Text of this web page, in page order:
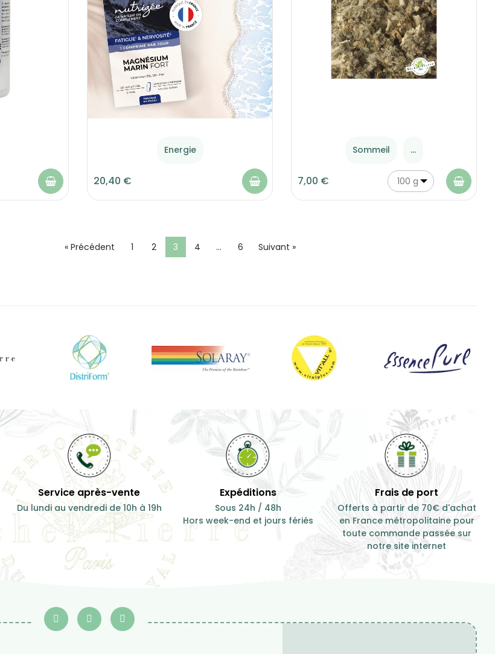
Energie
20,40 €
Sommeil ...
7,00 € 100 g
« Précédent 1 2 3 4 … 6 Suivant »
Service après-vente
Du lundi au vendredi de 10h à 19h
Expéditions
Sous 24h / 48h
Hors week-end et jours fériés
Frais de port
Offerts à partir de 70€ d'achat
en France métropolitaine pour
toute commande passée sur
notre site internet